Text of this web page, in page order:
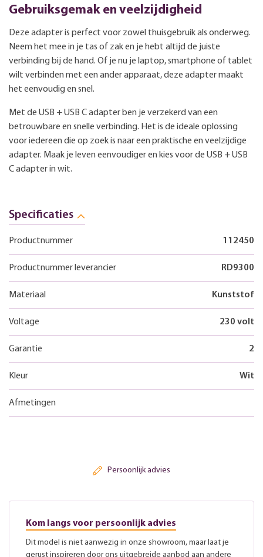
Gebruiksgemak en veelzijdigheid
Deze adapter is perfect voor zowel thuisgebruik als onderweg.
Neem het mee in je tas of zak en je hebt altijd de juiste
verbinding bij de hand. Of je nu je laptop, smartphone of tablet
wilt verbinden met een ander apparaat, deze adapter maakt
het eenvoudig en snel.
Met de USB + USB C adapter ben je verzekerd van een
betrouwbare en snelle verbinding. Het is de ideale oplossing
voor iedereen die op zoek is naar een praktische en veelzijdige
adapter. Maak je leven eenvoudiger en kies voor de USB + USB
C adapter in wit.
Specificaties
Productnummer 112450
Productnummer leverancier RD9300
Materiaal Kunststof
Voltage 230 volt
Garantie 2
Kleur Wit
Afmetingen
Persoonlijk advies
Kom langs voor persoonlijk advies
Dit model is niet aanwezig in onze showroom, maar laat je
gerust inspireren door ons uitgebreide aanbod aan andere